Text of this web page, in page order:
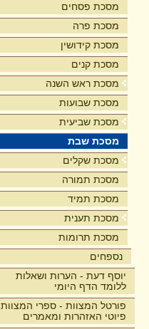
מסכת פסחים
מסכת פרה
מסכת קידושין
מסכת קנים
מסכת ראש השנה
מסכת שבועות
מסכת שביעית
מסכת שבת
מסכת שקלים
מסכת תמורה
מסכת תמיד
מסכת תענית
מסכת תרומות
נספחים
יוסף דעת - הערות ושאלות
ללומד הדף היומי
פורטל המצוות - ספרי המצוות,
פיוטי האזהרות ומאמרים